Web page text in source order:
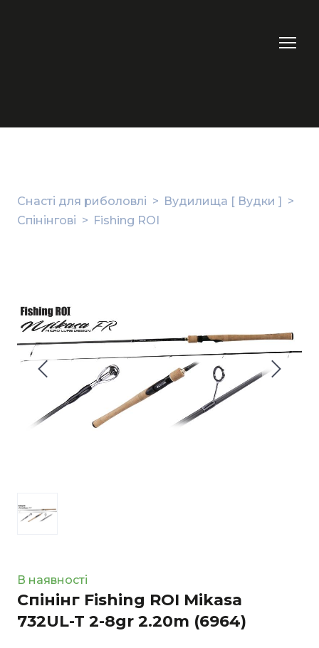
Снасті для риболовлі
Вудилища [ Вудки ]
Спінінгові
Fishing ROI
В наявності
Спінінг Fishing ROI Mikasa
732UL-T 2-8gr 2.20m (6964)